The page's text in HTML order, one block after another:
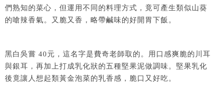
們熟知的菜心，但運用不同的料理方式，竟可產生類似山葵
的嗆辣香氣。又脆又香，略帶鹹味的好開胃下飯。
黑白吳嘗 40元，這名字是費奇老師取的。用口感爽脆的川耳
與銀耳，再加上打成乳化狀的五種堅果泥做調味。堅果乳化
後竟讓人想起類黃金泡菜的乳香感，脆口又好吃。